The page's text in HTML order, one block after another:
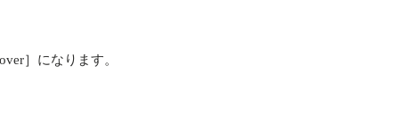
］になります。